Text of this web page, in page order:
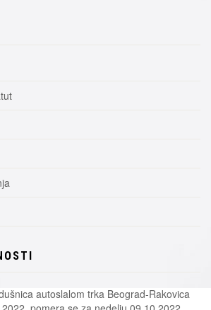
autoslalom trka Beograd-Rakovica